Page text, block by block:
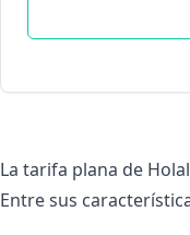
La tarifa plana de
Entre sus